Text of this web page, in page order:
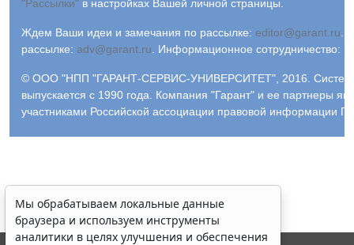
"Рассылки" в настройках Вашей личной страницы.
Ждем Ваши идеи и замечания по рассылке: editor@garant.ru.
рассылке: adv@garant.ru. Информационное сотрудничество:
© ООО "НПП "ГАРАНТ-СЕРВИС-УНИВЕРСИТЕТ", 2016.
выпускается с 1990 года. Компания "Гарант" и ее партнеры
участниками Российской ассоциации правовой информации
Мы обрабатываем локальные данные
браузера и используем инструменты
аналитики в целях улучшения и обеспечения